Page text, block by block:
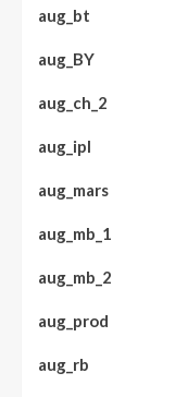
aug_bt
aug_BY
aug_ch_2
aug_ipl
aug_mars
aug_mb_1
aug_mb_2
aug_prod
aug_rb